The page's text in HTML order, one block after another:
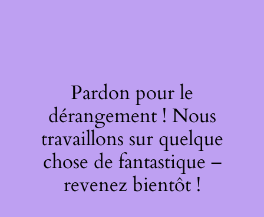
Pardon pour le
dérangement ! Nous
travaillons sur quelque
chose de fantastique –
revenez bientôt !